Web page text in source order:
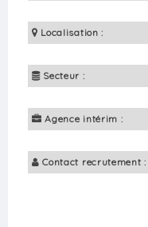
Localisation :
Secteur :
Agence intérim :
Contact recrutement :